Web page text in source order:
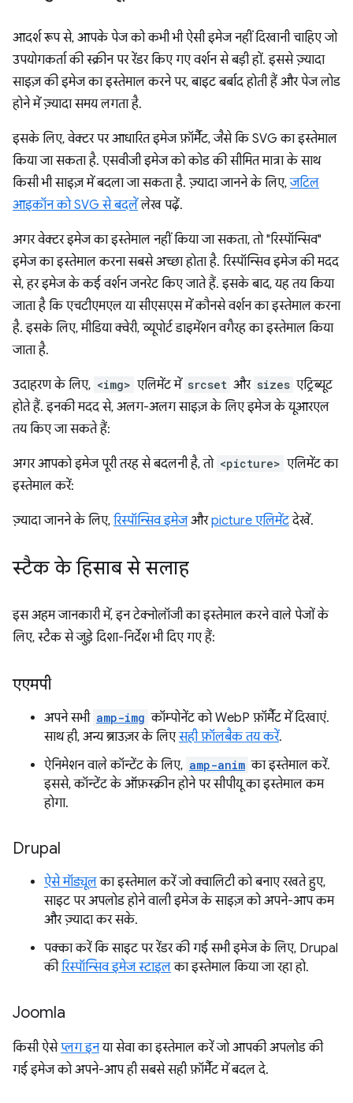
आदर्श रूप से, आपके पेज को कभी भी ऐसी इमेज नहीं दिखानी चाहिए जो
उपयोगकर्ता की स्क्रीन पर रेंडर किए गए वर्शन से बड़ी हों. इससे ज़्यादा
साइज़ की इमेज का इस्तेमाल करने पर, बाइट बर्बाद होती हैं और पेज लोड
होने में ज़्यादा समय लगता है.
इसके लिए, वेक्टर पर आधारित इमेज फ़ॉर्मैट, जैसे कि SVG का इस्तेमाल
किया जा सकता है. एसवीजी इमेज को कोड की सीमित मात्रा के साथ
किसी भी साइज़ में बदला जा सकता है. ज़्यादा जानने के लिए,जटिल
आइकॉन को SVG से बदलेंलेख पढ़ें.
अगर वेक्टर इमेज का इस्तेमाल नहीं किया जा सकता, तो "रिस्पॉन्सिव"
इमेज का इस्तेमाल करना सबसे अच्छा होता है. रिस्पॉन्सिव इमेज की मदद
से, हर इमेज के कई वर्शन जनरेट किए जाते हैं. इसके बाद, यह तय किया
जाता है कि एचटीएमएल या सीएसएस में कौनसे वर्शन का इस्तेमाल करना
है. इसके लिए, मीडिया क्वेरी, व्यूपोर्ट डाइमेंशन वगैरह का इस्तेमाल किया
जाता है.
उदाहरण के लिए, <img> एलिमेंट में srcset और sizes एट्रिब्यूट
होते हैं. इनकी मदद से, अलग-अलग साइज़ के लिए इमेज के यूआरएल
तय किए जा सकते हैं:
अगर आपको इमेज पूरी तरह से बदलनी है, तो <picture> एलिमेंट का
इस्तेमाल करें:
ज़्यादा जानने के लिए, रिस्पॉन्सिव इमेजऔरpicture एलिमेंटदेखें.
स्टैक के हिसाब से सलाह
इस अहम जानकारी में, इन टेक्नोलॉजी का इस्तेमाल करने वाले पेजों के
लिए, स्टैक से जुड़े दिशा-निर्देश भी दिए गए हैं:
एएमपी
अपने सभी amp-img कॉम्पोनेंट को WebP फ़ॉर्मैट में दिखाएं.
साथ ही, अन्य ब्राउज़र के लिएसही फ़ॉलबैक तय करें.
ऐनिमेशन वाले कॉन्टेंट के लिए, amp-anim का इस्तेमाल करें.
इससे, कॉन्टेंट के ऑफ़स्क्रीन होने पर सीपीयू का इस्तेमाल कम
होगा.
Drupal
ऐसे मॉड्यूलका इस्तेमाल करें जो क्वालिटी को बनाए रखते हुए,
साइट पर अपलोड होने वाली इमेज के साइज़ को अपने-आप कम
और ज़्यादा कर सके.
पक्का करें कि साइट पर रेंडर की गई सभी इमेज के लिए, Drupal
कीरिस्पॉन्सिव इमेज स्टाइलका इस्तेमाल किया जा रहा हो.
Joomla
किसी ऐसेप्लग इनया सेवा का इस्तेमाल करें जो आपकी अपलोड की
गई इमेज को अपने-आप ही सबसे सही फ़ॉर्मैट में बदल दे.